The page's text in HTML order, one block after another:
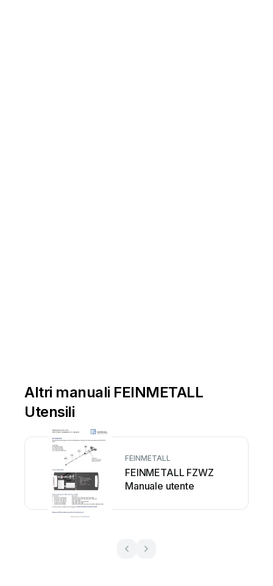
Altri manuali FEINMETALL
Utensili
FEINMETALL
FEINMETALL FZWZ
Manuale utente